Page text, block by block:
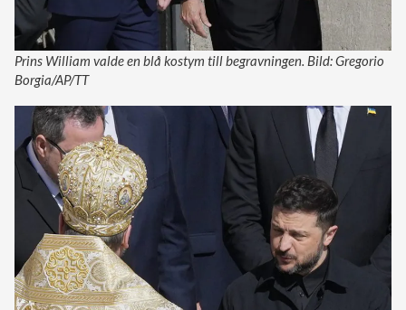
Prins William valde en blå kostym till begravningen. Bild: Gregorio
Borgia/AP/TT